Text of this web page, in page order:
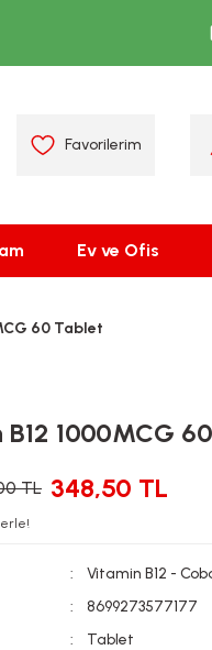
Favorilerim
Ev ve Ofis
60 Tablet
1000MCG
TL 348,50 TL
Vitamin B12 -
8699273577177
Tablet